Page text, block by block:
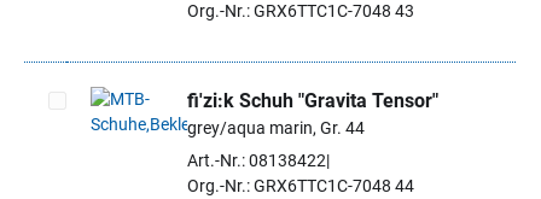
Org.-Nr.: GRX6TTC1C-7048 43
Artikel auswählen
fi'zi:k Schuh "Gravita Tensor"
grey/aqua marin, Gr. 44
Art.-Nr.: 08138422
Org.-Nr.: GRX6TTC1C-7048 44